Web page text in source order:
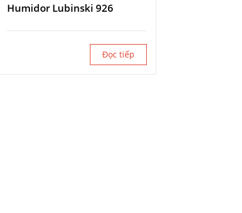
Humidor Lubinski 926
Đọc tiếp